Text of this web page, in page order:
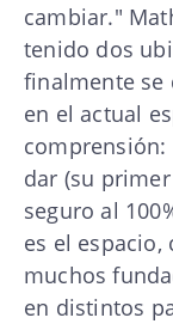
cambiar."
tenido dos
finalmente se
en el actual
comprensión:
dar (su
seguro al
es el
muchos
en distintos